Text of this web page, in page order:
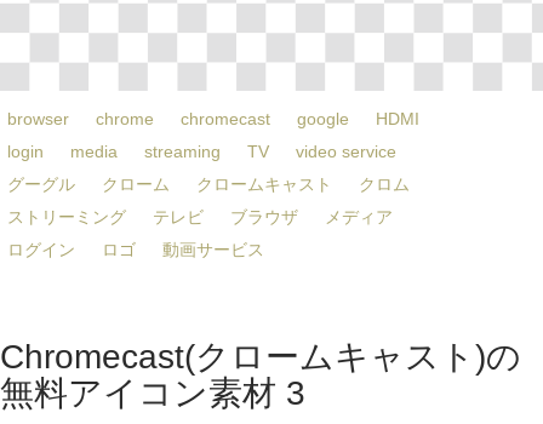
browser chrome chromecast google
HDMI
login
media streaming TV
video service
グーグル
クローム クロームキャスト
クロム
ストリーミング
テレビ ブラウザ
メディア
ログイン
ロゴ 動画サービス
Chromecast(クロームキャスト)の
無料アイコン素材 3